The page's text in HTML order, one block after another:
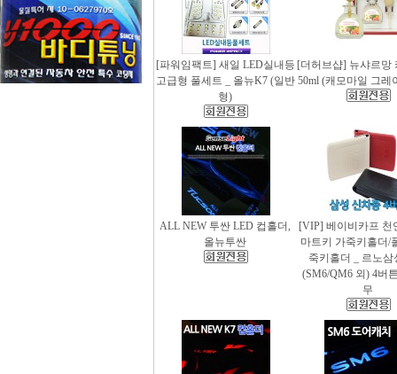
[파워임팩트] 새일 LED실내등
고급형 풀세트 _ 올뉴K7 (일반
형)
[더허브샵] 뉴샤르망
50ml (캐모마일 그레
ALL NEW 투싼 LED 컵홀더,
올뉴투싼
[VIP] 베이비카프 천
마트키 가죽키홀더/
죽키홀더 _ 르노삼
(SM6/QM6 외) 4버
무